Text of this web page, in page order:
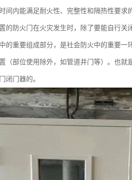
间内能满足耐火性、完整性和隔热性要
的防火门在火灾发生时，除了要能自行关
的重要组成部分，是社会防火中的重要
（部位使用除外，如管道井门等）。也
闭门器的。